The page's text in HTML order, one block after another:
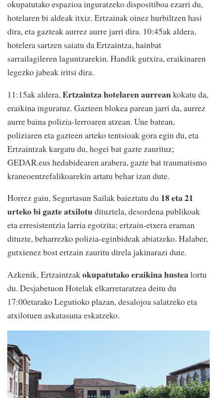
okupatutako espazioa inguratzeko dispositiboa ezarri du,
hotelaren bi aldeak itxiz. Ertzainak oinez hurbiltzen hasi
dira, eta gazteak aurrez aurre jarri dira. 10:45ak aldera,
hotelera sartzen saiatu da Ertzaintza, hainbat
sarrailagileren laguntzarekin. Handik gutxira, eraikinaren
legezko jabeak iritsi dira.
11:15ak aldera,Ertzaintza hotelaren aurreankokatu da,
eraikina inguratuz. Gazteen blokea parean jarri da, aurrez
aurre baina polizia-lerroaren atzean. Une batean,
poliziaren eta gazteen arteko tentsioak gora egin du, eta
Ertzaintzak kargatu du, hogei bat gazte zaurituz;
GEDAR.eus hedabidearen arabera, gazte bat traumatismo
kraneoentzefalikoarekin artatu behar izan dute.
Horrez gain, Segurtasun Sailak baieztatu du 18 eta 21
urteko bi gazte atxilotudituztela, desordena publikoak
eta erresistentzia larria egotzita; ertzain-etxera eraman
dituzte, beharrezko polizia-eginbideak abiatzeko. Halaber,
gutxienez bost ertzain zauritu direla jakinarazi dute.
Azkenik, Ertzaintzakokupatutako eraikina hustealortu
du. Desjabetuon Hotelak elkarretaratzea deitu du
17:00etarako Legutioko plazan, desalojoa salatzeko eta
atxilotuen askatasuna eskatzeko.